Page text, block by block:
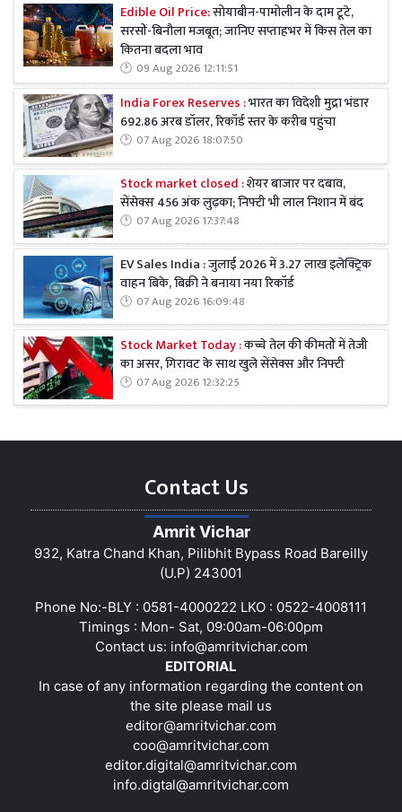
Edible Oil Price:सोयाबीन-पामोलीन के दाम टूटे,
सरसों-बिनौला मजबूत; जानिए सप्ताहभर में किस तेल का
कितना बदला भाव
09 Aug 2026 12:11:51
India Forex Reserves :भारत का विदेशी मुद्रा भंडार
692.86 अरब डॉलर, रिकॉर्ड स्तर के करीब पहुंचा
07 Aug 2026 18:07:50
Stock market closed :शेयर बाजार पर दबाव,
सेंसेक्स 456 अंक लुढ़का; निफ्टी भी लाल निशान में बंद
07 Aug 2026 17:37:48
EV Sales India : जुलाई 2026 में 3.27 लाख इलेक्ट्रिक
वाहन बिके, बिक्री ने बनाया नया रिकॉर्ड
07 Aug 2026 16:09:48
Stock Market Today :कच्चे तेल की कीमतों में तेजी
का असर, गिरावट के साथ खुले सेंसेक्स और निफ्टी
07 Aug 2026 12:32:25
Contact Us
Amrit Vichar
932, Katra Chand Khan, Pilibhit Bypass Road Bareilly
(U.P) 243001
Phone No:-BLY : 0581-4000222 LKO : 0522-4008111
Timings : Mon- Sat, 09:00am-06:00pm
Contact us: info@amritvichar.com
EDITORIAL
In case of any information regarding the content on
the site please mail us
editor@amritvichar.com
coo@amritvichar.com
editor.digital@amritvichar.com
info.digtal@amritvichar.com